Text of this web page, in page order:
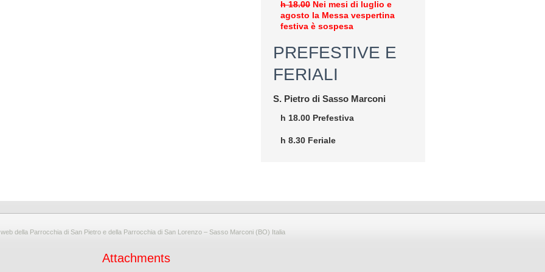
h 18.00 Nei mesi di luglio e
agosto la Messa vespertina
festiva è sospesa
PREFESTIVE E
FERIALI
S. Pietro di Sasso Marconi
h 18.00 Prefestiva
h 8.30 Feriale
della Parrocchia di San Pietro e della Parrocchia di San Lorenzo – Sasso Marconi (BO) Italia
Attachments